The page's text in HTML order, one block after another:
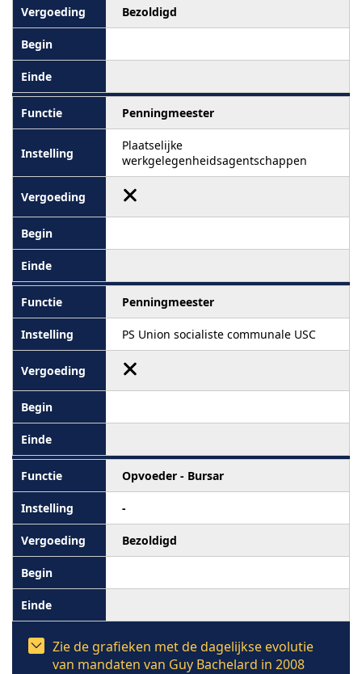
Bezoldigd
Penningmeester
Plaatselijke
werkgelegenheidsagentschappen
Penningmeester
PS Union socialiste communale USC
Opvoeder - Bursar
-
Bezoldigd
Zie de grafieken met de dagelijkse evolutie
van mandaten van Guy Bachelard in 2008